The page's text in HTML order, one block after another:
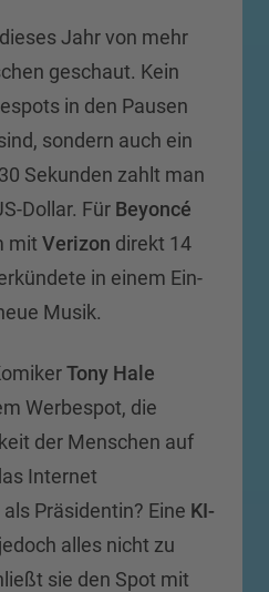
Jahr von mehr
geschaut. Kein
in den Pausen
sondern auch ein
Sekunden zahlt man
Dollar. Für Beyoncé
mit Verizon direkt 14
in einem Ein-
Musik.
Tony Hale
Werbespot, die
der Menschen auf
Internet
als Präsidentin? Eine KI-
alles nicht zu
sie den Spot mit